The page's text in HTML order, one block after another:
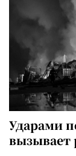
Ударами
вызывает